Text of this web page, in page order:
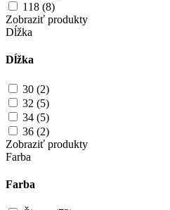
118 (8)
Zobraziť produkty
Dĺžka
Dĺžka
30 (2)
32 (5)
34 (5)
36 (2)
Zobraziť produkty
Farba
Farba